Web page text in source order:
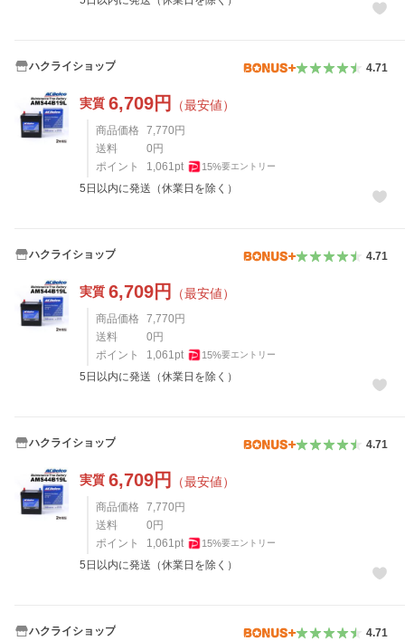
ハクライショップ 4.71
実質 6,709円 （最安値）
商品価格 7,770 円
送料
0 円
ポイント
1,061pt 15%要エントリー
5日以内に発送（休業日を除く）
ハクライショップ 4.71
実質 6,709円 （最安値）
商品価格 7,770 円
送料
0 円
ポイント
1,061pt 15%要エントリー
5日以内に発送（休業日を除く）
ハクライショップ 4.71
実質 6,709円 （最安値）
商品価格 7,770 円
送料
0 円
ポイント
1,061pt 15%要エントリー
5日以内に発送（休業日を除く）
ハクライショップ 4.71